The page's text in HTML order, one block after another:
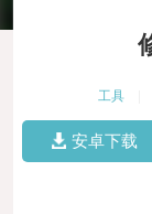
工具
安卓下载